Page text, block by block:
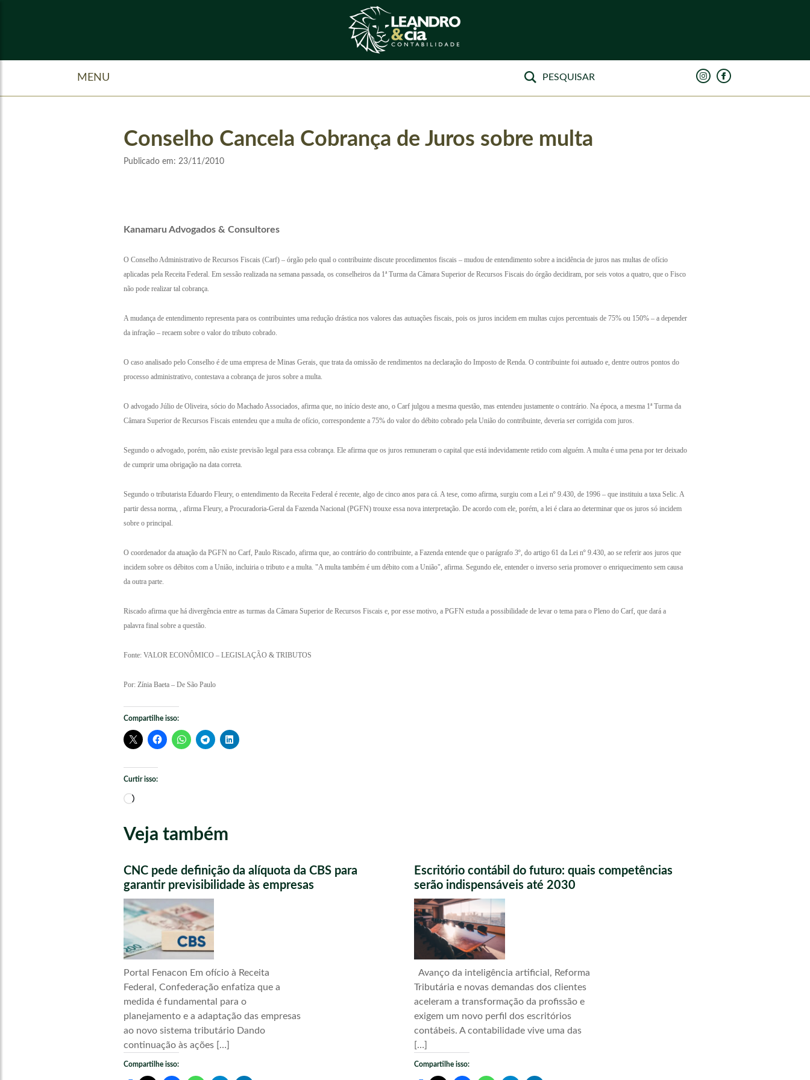
MENU
Conselho Cancela Cobrança de Juros sobre multa
Publicado em: 23/11/2010
Kanamaru Advogados & Consultores
O Conselho Administrativo de Recursos Fiscais (Carf) – órgão pelo qual o contribuinte discute procedimentos fiscais – mudou de entendimento sobre a incidência de juros nas multas de ofício
aplicadas pela Receita Federal. Em sessão realizada na semana passada, os conselheiros da 1ª Turma da Câmara Superior de Recursos Fiscais do órgão decidiram, por seis votos a quatro, que o Fisco
não pode realizar tal cobrança.
A mudança de entendimento representa para os contribuintes uma redução drástica nos valores das autuações fiscais, pois os juros incidem em multas cujos percentuais de 75% ou 150% – a depender
da infração – recaem sobre o valor do tributo cobrado.
O caso analisado pelo Conselho é de uma empresa de Minas Gerais, que trata da omissão de rendimentos na declaração do Imposto de Renda. O contribuinte foi autuado e, dentre outros pontos do
processo administrativo, contestava a cobrança de juros sobre a multa.
O advogado Júlio de Oliveira, sócio do Machado Associados, afirma que, no início deste ano, o Carf julgou a mesma questão, mas entendeu justamente o contrário. Na época, a mesma 1ª Turma da
Câmara Superior de Recursos Fiscais entendeu que a multa de ofício, correspondente a 75% do valor do débito cobrado pela União do contribuinte, deveria ser corrigida com juros.
Segundo o advogado, porém, não existe previsão legal para essa cobrança. Ele afirma que os juros remuneram o capital que está indevidamente retido com alguém. A multa é uma pena por ter deixado
de cumprir uma obrigação na data correta.
Segundo o tributarista Eduardo Fleury, o entendimento da Receita Federal é recente, algo de cinco anos para cá. A tese, como afirma, surgiu com a Lei nº 9.430, de 1996 – que instituiu a taxa Selic. A
partir dessa norma, , afirma Fleury, a Procuradoria-Geral da Fazenda Nacional (PGFN) trouxe essa nova interpretação. De acordo com ele, porém, a lei é clara ao determinar que os juros só incidem
sobre o principal.
O coordenador da atuação da PGFN no Carf, Paulo Riscado, afirma que, ao contrário do contribuinte, a Fazenda entende que o parágrafo 3º, do artigo 61 da Lei nº 9.430, ao se referir aos juros que
incidem sobre os débitos com a União, incluiria o tributo e a multa. "A multa também é um débito com a União", afirma. Segundo ele, entender o inverso seria promover o enriquecimento sem causa
da outra parte.
Riscado afirma que há divergência entre as turmas da Câmara Superior de Recursos Fiscais e, por esse motivo, a PGFN estuda a possibilidade de levar o tema para o Pleno do Carf, que dará a
palavra final sobre a questão.
Fonte: VALOR ECONÔMICO – LEGISLAÇÃO & TRIBUTOS
Por: Zínia Baeta – De São Paulo
Compartilhe isso:
Curtir isso:
Carregando...
Veja também
CNC pede definição da alíquota da CBS para
garantir previsibilidade às empresas
Portal Fenacon Em ofício à Receita
Federal, Confederação enfatiza que a
medida é fundamental para o
planejamento e a adaptação das empresas
ao novo sistema tributário Dando
continuação às ações […]
Compartilhe isso:
Escritório contábil do futuro: quais competências
serão indispensáveis até 2030
Avanço da inteligência artificial, Reforma
Tributária e novas demandas dos clientes
aceleram a transformação da profissão e
exigem um novo perfil dos escritórios
contábeis. A contabilidade vive uma das
[…]
Compartilhe isso: